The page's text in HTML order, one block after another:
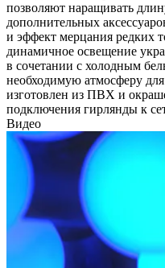
позволяют наращивать
дополнительных
и эффект мерцания редких
динамичное освещение
в сочетании с холодным
необходимую атмосферу
изготовлен из ПВХ и
подключения гирлянды к
Видео